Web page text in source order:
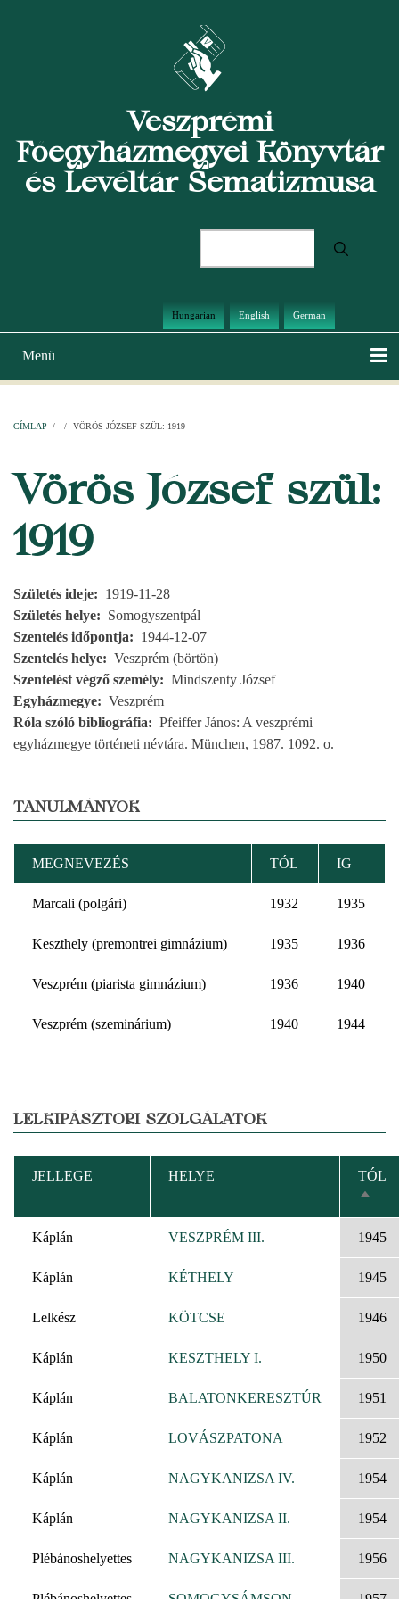
Veszprémi
Főegyházmegyei Könyvtár
és Levéltár Sematizmusa
Hungarian English German
Main
navigation
Menü
CÍMLAP / / VÖRÖS JÓZSEF SZÜL: 1919
Vörös József szül:
1919
Születés ideje
1919-11-28
Születés helye
Somogyszentpál
Szentelés időpontja
1944-12-07
Szentelés helye
Veszprém (börtön)
Szentelést végző személy
Mindszenty József
Egyházmegye
Veszprém
Róla szóló bibliográfia
Pfeiffer János: A veszprémi
egyházmegye történeti névtára. München, 1987. 1092. o.
TANULMÁNYOK
MEGNEVEZÉS TÓL IG
Marcali (polgári) 1932 1935
Keszthely (premontrei gimnázium) 1935 1936
Veszprém (piarista gimnázium) 1936 1940
Veszprém (szeminárium) 1940 1944
LELKIPÁSZTORI SZOLGÁLATOK
JELLEGE HELYE
TÓL
Káplán
VESZPRÉM III. 1945
Káplán KÉTHELY 1945
Lelkész KÖTCSE 1946
Káplán KESZTHELY I. 1950
Káplán BALATONKERESZTÚR 1951
Káplán LOVÁSZPATONA 1952
Káplán NAGYKANIZSA IV. 1954
Káplán NAGYKANIZSA II. 1954
Plébánoshelyettes NAGYKANIZSA III. 1956